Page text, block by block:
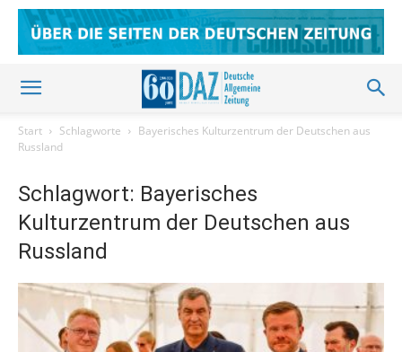
Start Schlagworte
Bayerisches Kulturzentrum der Deutschen aus
Russland
Schlagwort: Bayerisches
Kulturzentrum der Deutschen aus
Russland